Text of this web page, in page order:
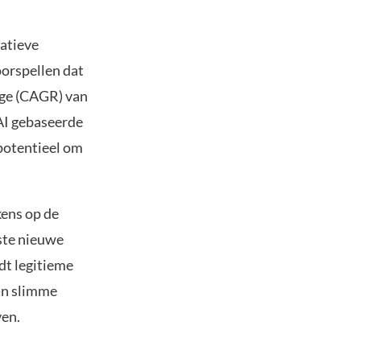
dat
(CAGR) van
gebaseerde
om
op de
nieuwe
legitieme
slimme